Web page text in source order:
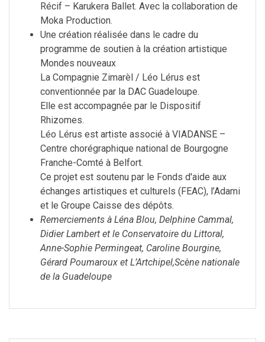
Récif – Karukera Ballet. Avec la collaboration de
Moka Production.
Une création réalisée dans le cadre du
programme de soutien à la création artistique
Mondes nouveaux
La Compagnie Zimarèl / Léo Lérus est
conventionnée par la DAC Guadeloupe.
Elle est accompagnée par le Dispositif
Rhizomes.
Léo Lérus est artiste associé à VIADANSE –
Centre chorégraphique national de Bourgogne
Franche-Comté à Belfort.
Ce projet est soutenu par le Fonds d'aide aux
échanges artistiques et culturels (FEAC), l’Adami
et le Groupe Caisse des dépôts.
Remerciements à Léna Blou, Delphine Cammal,
Didier Lambert et le Conservatoire du Littoral,
Anne-Sophie Permingeat, Caroline Bourgine,
Gérard Poumaroux et L’Artchipel,Scène nationale
de la Guadeloupe